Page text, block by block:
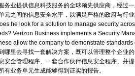
务业提供信息科技服务的全球领先供应商，经过
元之间的信息安全水平，以满足严格的政府与行
he look for a solution to manage security
Verizon Business implements a Security
allow the company to demonstrate
哪里去寻找一套解决方案，既可以管理整个企业
安全管理程序、一套合作伙伴信息安全程序、并
有业务单元生成能够得到证实的报告。